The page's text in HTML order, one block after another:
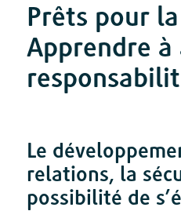
Prêts pour
Apprendre à
Le
relations, la
possibilité de